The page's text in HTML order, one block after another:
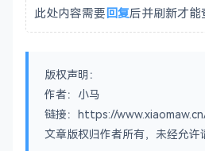
此处内容需要回复后并刷新才能
版权声明：
作者：小马
链接：https://
文章版权归作者所有，未经允许